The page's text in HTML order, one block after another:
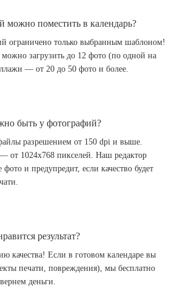
можно поместить в календарь?
ограничено только выбранным шаблоном!
загрузить до 12 фото (по одной на
— от 20 до 50 фото и более.
быть у фотографий?
разрешением от 150 dpi и выше.
от 1024x768 пикселей. Наш редактор
и предупредит, если качество будет
результат?
качества! Если в готовом календаре вы
печати, повреждения), мы бесплатно
деньги.